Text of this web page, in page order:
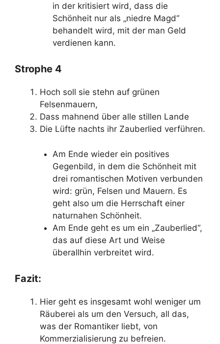
in der kritisiert wird, dass die
Schönheit nur als „niedre Magd“
behandelt wird, mit der man Geld
verdienen kann.
Strophe 4
Hoch soll sie stehn auf grünen
Felsenmauern,
Dass mahnend über alle stillen Lande
Die Lüfte nachts ihr Zauberlied verführen.
Am Ende wieder ein positives
Gegenbild, in dem die Schönheit mit
drei romantischen Motiven verbunden
wird: grün, Felsen und Mauern. Es
geht also um die Herrschaft einer
naturnahen Schönheit.
Am Ende geht es um ein „Zauberlied“,
das auf diese Art und Weise
überallhin verbreitet wird.
Fazit:
Hier geht es insgesamt wohl weniger um
Räuberei als um den Versuch, all das,
was der Romantiker liebt, von
Kommerzialisierung zu befreien.